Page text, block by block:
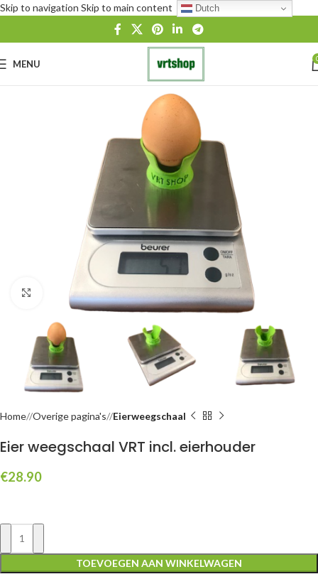
Skip to navigation Skip to main content
MENU
Click to enlarge
Home/ Overige pagina's/ Eierweegschaal
Eier weegschaal VRT incl. eierhouder
€28.90
TOEVOEGEN AAN WINKELWAGEN
Dutch